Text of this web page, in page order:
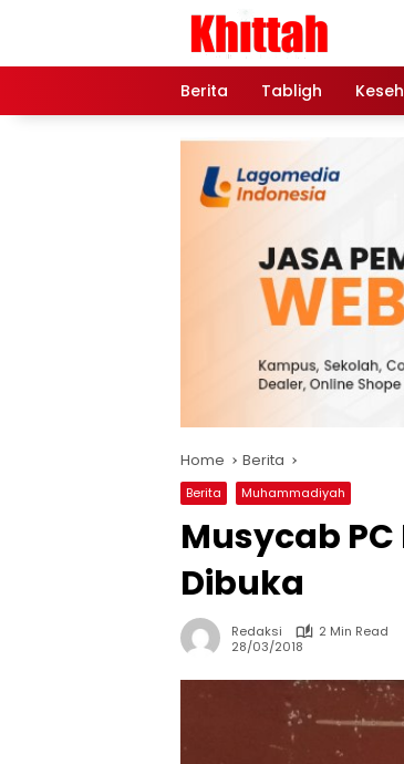
Berita Tabligh
Home Berita
Berita Muhammadiyah
Musycab
Dibuka
Redaksi
2 Min Read
28/03/2018